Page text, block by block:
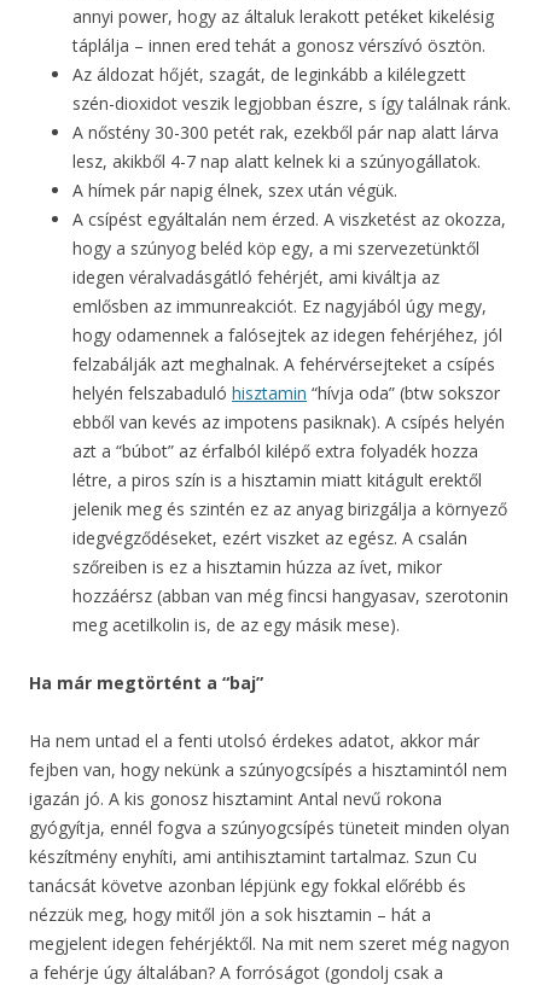
annyi power, hogy az általuk lerakott petéket kikelésig
táplálja – innen ered tehát a gonosz vérszívó ösztön.
Az áldozat hőjét, szagát, de leginkább a kilélegzett
szén-dioxidot veszik legjobban észre, s így találnak ránk.
A nőstény 30-300 petét rak, ezekből pár nap alatt lárva
lesz, akikből 4-7 nap alatt kelnek ki a szúnyogállatok.
A hímek pár napig élnek, szex után végük.
A csípést egyáltalán nem érzed. A viszketést az okozza,
hogy a szúnyog beléd köp egy, a mi szervezetünktől
idegen véralvadásgátló fehérjét, ami kiváltja az
emlősben az immunreakciót. Ez nagyjából úgy megy,
hogy odamennek a falósejtek az idegen fehérjéhez, jól
felzabálják azt meghalnak. A fehérvérsejteket a csípés
helyén felszabaduló hisztamin “hívja oda” (btw sokszor
ebből van kevés az impotens pasiknak). A csípés helyén
azt a “búbot” az érfalból kilépő extra folyadék hozza
létre, a piros szín is a hisztamin miatt kitágult erektől
jelenik meg és szintén ez az anyag birizgálja a környező
idegvégződéseket, ezért viszket az egész. A csalán
szőreiben is ez a hisztamin húzza az ívet, mikor
hozzáérsz (abban van még fincsi hangyasav, szerotonin
meg acetilkolin is, de az egy másik mese).
Ha már megtörtént a “baj”
Ha nem untad el a fenti utolsó érdekes adatot, akkor már
fejben van, hogy nekünk a szúnyogcsípés a hisztamintól nem
igazán jó. A kis gonosz hisztamint Antal nevű rokona
gyógyítja, ennél fogva a szúnyogcsípés tüneteit minden olyan
készítmény enyhíti, ami antihisztamint tartalmaz. Szun Cu
tanácsát követve azonban lépjünk egy fokkal előrébb és
nézzük meg, hogy mitől jön a sok hisztamin – hát a
megjelent idegen fehérjéktől. Na mit nem szeret még nagyon
a fehérje úgy általában? A forróságot (gondolj csak a